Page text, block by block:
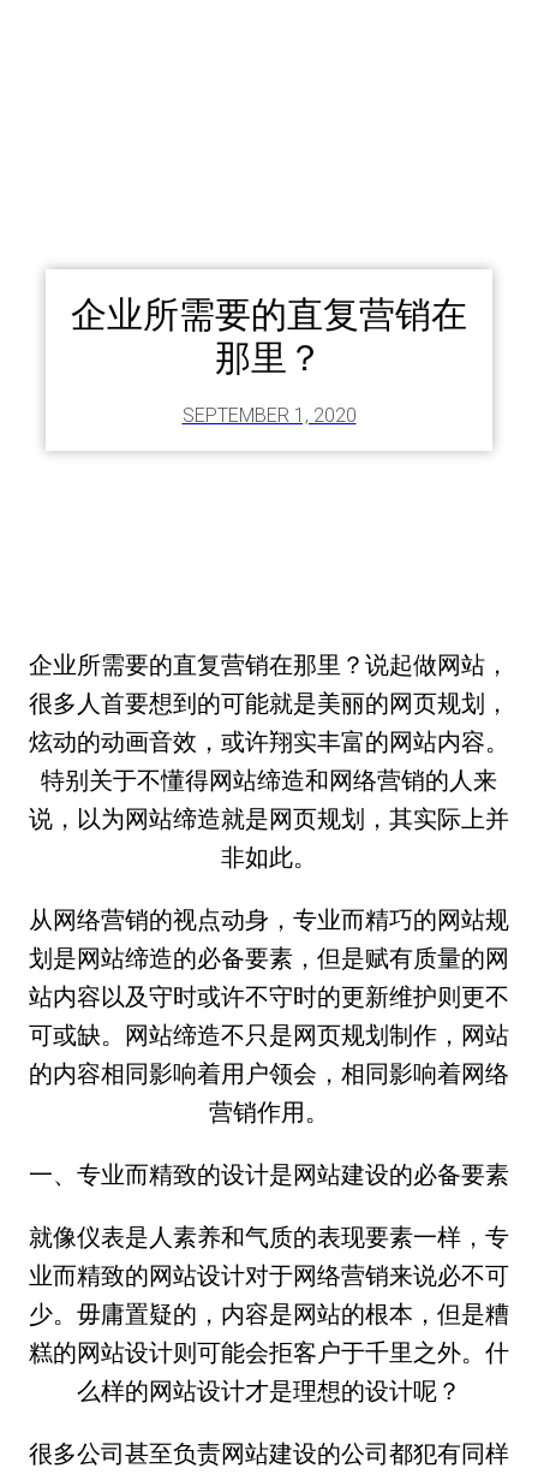
企业所需要的直复营销在
那里？
SEPTEMBER 1, 2020
企业所需要的直复营销在那里？说起做网站，
很多人首要想到的可能就是美丽的网页规划，
炫动的动画音效，或许翔实丰富的网站内容。
特别关于不懂得网站缔造和网络营销的人来
说，以为网站缔造就是网页规划，其实际上并
非如此。
从网络营销的视点动身，专业而精巧的网站规
划是网站缔造的必备要素，但是赋有质量的网
站内容以及守时或许不守时的更新维护则更不
可或缺。网站缔造不只是网页规划制作，网站
的内容相同影响着用户领会，相同影响着网络
营销作用。
一、专业而精致的设计是网站建设的必备要素
就像仪表是人素养和气质的表现要素一样，专
业而精致的网站设计对于网络营销来说必不可
少。毋庸置疑的，内容是网站的根本，但是糟
糕的网站设计则可能会拒客户于千里之外。什
么样的网站设计才是理想的设计呢？
很多公司甚至负责网站建设的公司都犯有同样